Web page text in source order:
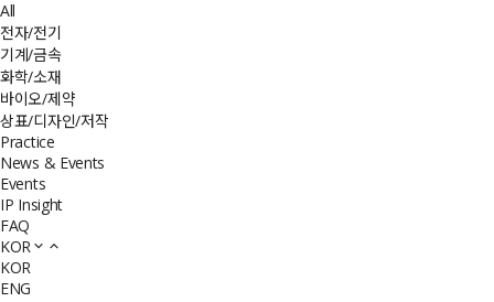
All
전자/전기
기계/금속
화학/소재
바이오/제약
상표/디자인/저작
Practice
News & Events
Events
IP Insight
FAQ
KOR
KOR
ENG